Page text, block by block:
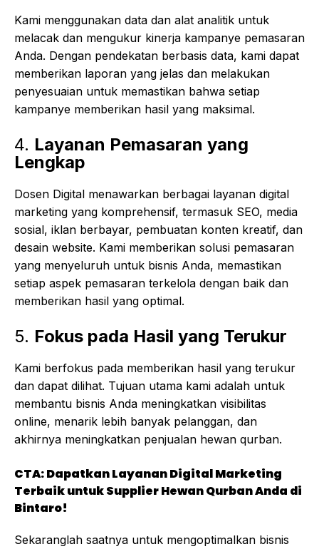
Kami menggunakan data dan alat analitik untuk
melacak dan mengukur kinerja kampanye pemasaran
Anda. Dengan pendekatan berbasis data, kami dapat
memberikan laporan yang jelas dan melakukan
penyesuaian untuk memastikan bahwa setiap
kampanye memberikan hasil yang maksimal.
4. Layanan Pemasaran yang
Lengkap
Dosen Digital menawarkan berbagai layanan digital
marketing yang komprehensif, termasuk SEO, media
sosial, iklan berbayar, pembuatan konten kreatif, dan
desain website. Kami memberikan solusi pemasaran
yang menyeluruh untuk bisnis Anda, memastikan
setiap aspek pemasaran terkelola dengan baik dan
memberikan hasil yang optimal.
5. Fokus pada Hasil yang Terukur
Kami berfokus pada memberikan hasil yang terukur
dan dapat dilihat. Tujuan utama kami adalah untuk
membantu bisnis Anda meningkatkan visibilitas
online, menarik lebih banyak pelanggan, dan
akhirnya meningkatkan penjualan hewan qurban.
CTA: Dapatkan Layanan Digital Marketing
Terbaik untuk Supplier Hewan Qurban Anda di
Bintaro!
Sekaranglah saatnya untuk mengoptimalkan bisnis